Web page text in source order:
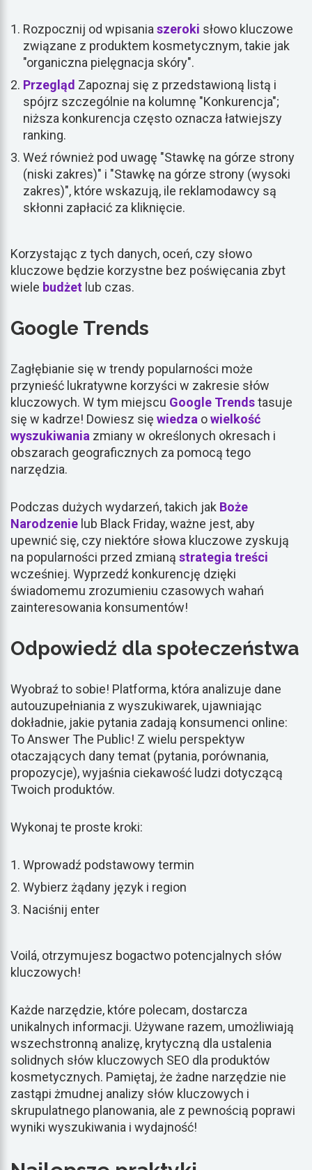
Rozpocznij od wpisaniaszeroki słowo kluczowe
związane z produktem kosmetycznym, takie jak
"organiczna pielęgnacja skóry".
Przegląd Zapoznaj się z przedstawioną listą i
spójrz szczególnie na kolumnę "Konkurencja";
niższa konkurencja często oznacza łatwiejszy
ranking.
Weź również pod uwagę "Stawkę na górze strony
(niski zakres)" i "Stawkę na górze strony (wysoki
zakres)", które wskazują, ile reklamodawcy są
skłonni zapłacić za kliknięcie.
Korzystając z tych danych, oceń, czy słowo
kluczowe będzie korzystne bez poświęcania zbyt
wiele budżet lub czas.
Google Trends
Zagłębianie się w trendy popularności może
przynieść lukratywne korzyści w zakresie słów
kluczowych. W tym miejscu Google Trendstasuje
się w kadrze! Dowiesz się wiedza owielkość
wyszukiwania zmiany w określonych okresach i
obszarach geograficznych za pomocą tego
narzędzia.
Podczas dużych wydarzeń, takich jak Boże
Narodzenie lub Black Friday, ważne jest, aby
upewnić się, czy niektóre słowa kluczowe zyskują
na popularności przed zmianą strategia treści
wcześniej. Wyprzedź konkurencję dzięki
świadomemu zrozumieniu czasowych wahań
zainteresowania konsumentów!
Odpowiedź dla społeczeństwa
Wyobraź to sobie! Platforma, która analizuje dane
autouzupełniania z wyszukiwarek, ujawniając
dokładnie, jakie pytania zadają konsumenci online:
To Answer The Public! Z wielu perspektyw
otaczających dany temat (pytania, porównania,
propozycje), wyjaśnia ciekawość ludzi dotyczącą
Twoich produktów.
Wykonaj te proste kroki:
Wprowadź podstawowy termin
Wybierz żądany język i region
Naciśnij enter
Voilá, otrzymujesz bogactwo potencjalnych słów
kluczowych!
Każde narzędzie, które polecam, dostarcza
unikalnych informacji. Używane razem, umożliwiają
wszechstronną analizę, krytyczną dla ustalenia
solidnych słów kluczowych SEO dla produktów
kosmetycznych. Pamiętaj, że żadne narzędzie nie
zastąpi żmudnej analizy słów kluczowych i
skrupulatnego planowania, ale z pewnością poprawi
wyniki wyszukiwania i wydajność!